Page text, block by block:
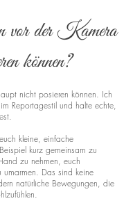
der Kamera
können?
nicht posieren können. Ich
Reportagestil und halte echte,
kleine, einfache
kurz gemeinsam zu
zu nehmen, euch
Das sind keine
natürliche Bewegungen, die